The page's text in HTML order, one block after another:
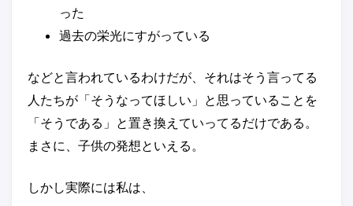
った
過去の栄光にすがっている
などと言われているわけだが、それはそう言ってる
人たちが「そうなってほしい」と思っていることを
「そうである」と置き換えていってるだけである。
まさに、子供の発想といえる。
しかし実際には私は、